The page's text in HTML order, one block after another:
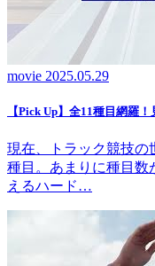
movie 2025.05.29
【Pick Up】全11種目網羅
現在、トラック競技の
種目。あまりに種目数
えるハード…